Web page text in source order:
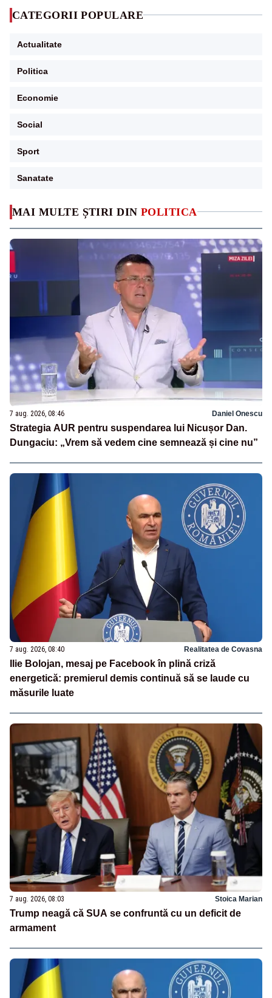
MAI MULTE ȘTIRI DIN POLITICA
7 aug. 2026, 08:46 Daniel Onescu
Strategia AUR pentru suspendarea lui Nicușor Dan.
Dungaciu: „Vrem să vedem cine semnează și cine nu”
7 aug. 2026, 08:40 Realitatea de Covasna
Ilie Bolojan, mesaj pe Facebook în plină criză
energetică: premierul demis continuă să se laude cu
măsurile luate
7 aug. 2026, 08:03 Stoica Marian
Trump neagă că SUA se confruntă cu un deficit de
armament
CATEGORII POPULARE
Actualitate
Politica
Economie
Social
Sport
Sanatate